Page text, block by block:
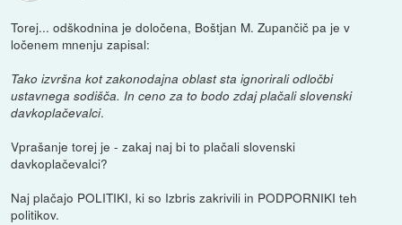
Torej... odškodnina je določena, Boštjan M. Zupančič pa je v
ločenem mnenju zapisal:
Tako izvršna kot zakonodajna oblast sta ignorirali odločbi
ustavnega sodišča. In ceno za to bodo zdaj plačali slovenski
davkoplačevalci.
Vprašanje torej je - zakaj naj bi to plačali slovenski
davkoplačevalci?
Naj plačajo POLITIKI, ki so Izbris zakrivili in PODPORNIKI teh
politikov.